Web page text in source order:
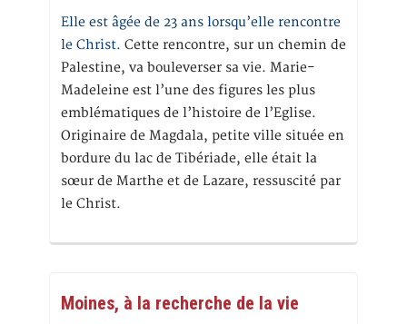
Elle est âgée de 23 ans lorsqu’elle rencontre
le Christ. Cette rencontre, sur un chemin de
Palestine, va bouleverser sa vie. Marie-
Madeleine est l’une des figures les plus
emblématiques de l’histoire de l’Eglise.
Originaire de Magdala, petite ville située en
bordure du lac de Tibériade, elle était la
sœur de Marthe et de Lazare, ressuscité par
le Christ.
Moines, à la recherche de la vie